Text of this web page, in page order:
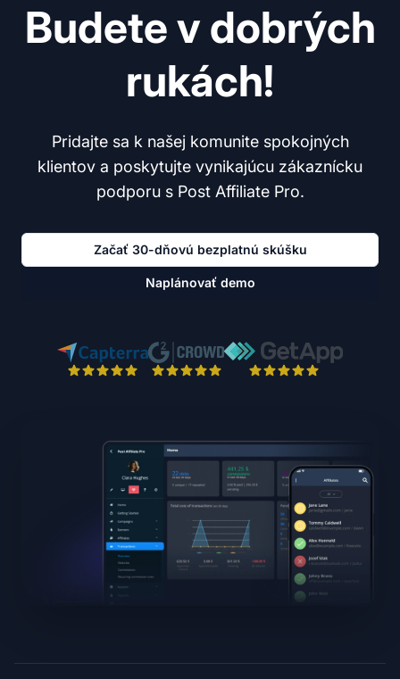
Budete v dobrých
rukách!
Pridajte sa k našej komunite spokojných
klientov a poskytujte vynikajúcu zákaznícku
podporu s Post Affiliate Pro.
Začať 30-dňovú bezplatnú skúšku
Naplánovať demo